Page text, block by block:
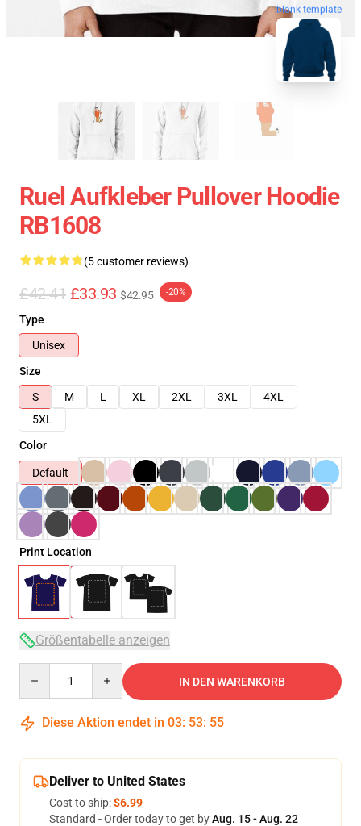
blank template
Ruel Aufkleber Pullover Hoodie
RB1608
(5 customer reviews)
£42.41 £33.93 $42.95 -20%
Type
Unisex
Size
S
M L XL 2XL 3XL
4XL
5XL
Color
Default
Print Location
Größentabelle anzeigen
IN DEN WARENKORB
Diese Aktion endet in 03: 53: 54
Deliver to United States
Cost to ship:$6.99
Standard - Order today to get byAug. 15 - Aug. 22